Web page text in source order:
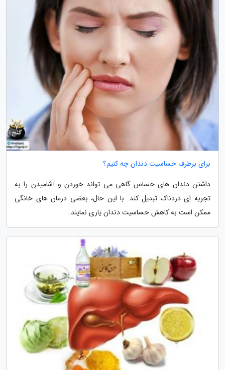
برای برطرف حساسیت دندان چه کنیم؟
داشتن دندان های حساس گاهی می تواند خوردن و آشامیدن را به
تجربه ای دردناک تبدیل کند. با این حال، بعضی درمان های خانگی
ممکن است به کاهش حساسیت دندان یاری نمایند.